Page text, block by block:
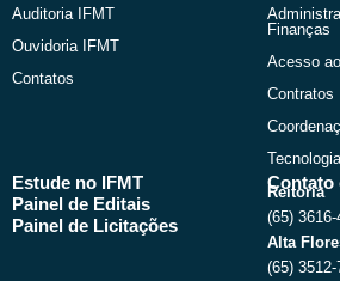
Auditoria IFMT
Ouvidoria IFMT
Contatos
Finanças
Acesso
Contratos
Estude no IFMT
Painel de Editais
Painel de Licitações
Contato
Reitoria
(65) 3616-
Alta
(65) 3512-